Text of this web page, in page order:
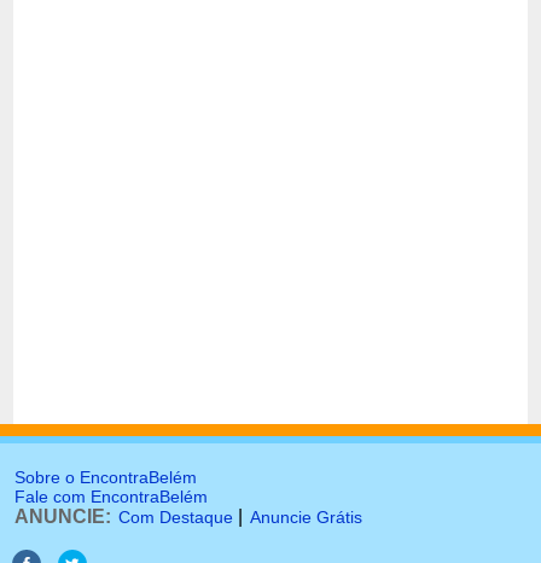
Sobre o EncontraBelém
Fale com EncontraBelém
ANUNCIE: Com Destaque Anuncie Grátis